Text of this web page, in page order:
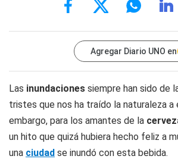
Agregar Diario UNO en
Las inundaciones siempre han sido de
tristes que nos ha traído la naturaleza a
embargo, para los amantes de la
un hito que quizá hubiera hecho feliz a
una ciudad se inundó con esta bebida.